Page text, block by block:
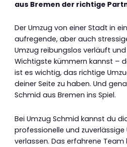
aus Bremen der richtige
Der Umzug von einer Stadt in
aufregende, aber auch
Umzug reibungslos verläuft
Wichtigste kümmern kannst –
ist es wichtig, das richtige
deiner Seite zu haben. Und
Schmid aus Bremen ins Spiel.
Bei Umzug Schmid kannst du
professionelle und
verlassen. Das erfahrene